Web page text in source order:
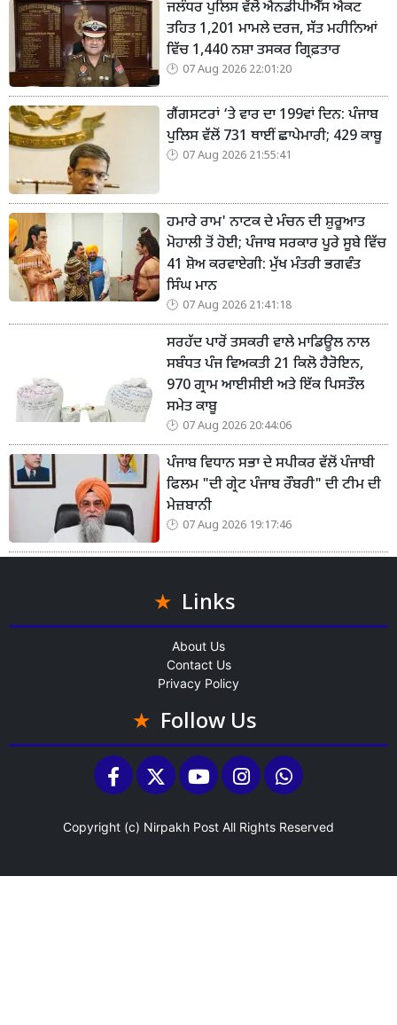
ਜਲੰਧਰ ਪੁਲਿਸ ਵੱਲੋਂ ਐਨਡੀਪੀਐੱਸ ਐਕਟ
ਤਹਿਤ 1,201 ਮਾਮਲੇ ਦਰਜ, ਸੱਤ ਮਹੀਨਿਆਂ
ਵਿੱਚ 1,440 ਨਸ਼ਾ ਤਸਕਰ ਗ੍ਰਿਫ਼ਤਾਰ
07 Aug 2026 22:01:20
ਗੈਂਗਸਟਰਾਂ ‘ਤੇ ਵਾਰ ਦਾ 199ਵਾਂ ਦਿਨ: ਪੰਜਾਬ
ਪੁਲਿਸ ਵੱਲੋਂ 731 ਥਾਈਂ ਛਾਪੇਮਾਰੀ; 429 ਕਾਬੂ
07 Aug 2026 21:55:41
ਹਮਾਰੇ ਰਾਮ' ਨਾਟਕ ਦੇ ਮੰਚਨ ਦੀ ਸ਼ੁਰੂਆਤ
ਮੋਹਾਲੀ ਤੋਂ ਹੋਈ; ਪੰਜਾਬ ਸਰਕਾਰ ਪੂਰੇ ਸੂਬੇ ਵਿੱਚ
41 ਸ਼ੋਅ ਕਰਵਾਏਗੀ: ਮੁੱਖ ਮੰਤਰੀ ਭਗਵੰਤ
ਸਿੰਘ ਮਾਨ
07 Aug 2026 21:41:18
ਸਰਹੱਦ ਪਾਰੋਂ ਤਸਕਰੀ ਵਾਲੇ ਮਾਡਿਊਲ ਨਾਲ
ਸਬੰਧਤ ਪੰਜ ਵਿਅਕਤੀ 21 ਕਿਲੋ ਹੈਰੋਇਨ,
970 ਗ੍ਰਾਮ ਆਈਸੀਈ ਅਤੇ ਇੱਕ ਪਿਸਤੌਲ
ਸਮੇਤ ਕਾਬੂ
07 Aug 2026 20:44:06
ਪੰਜਾਬ ਵਿਧਾਨ ਸਭਾ ਦੇ ਸਪੀਕਰ ਵੱਲੋਂ ਪੰਜਾਬੀ
ਫਿਲਮ "ਦੀ ਗ੍ਰੇਟ ਪੰਜਾਬ ਰੌਬਰੀ" ਦੀ ਟੀਮ ਦੀ
ਮੇਜ਼ਬਾਨੀ
07 Aug 2026 19:17:46
Links
About Us
Contact Us
Privacy Policy
Follow Us
Copyright (c) Nirpakh Post All Rights Reserved